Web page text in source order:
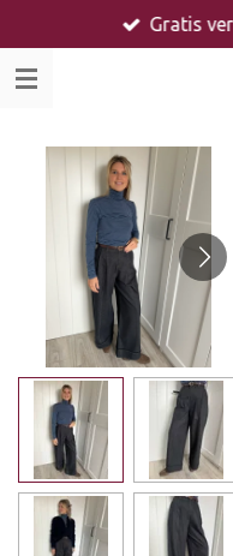
direct
naar
Gratis